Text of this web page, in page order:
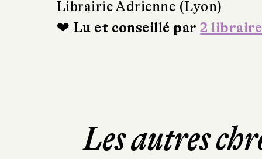
Librairie Adrienne (Lyon)
❤ Lu et conseillé par2
Les autres